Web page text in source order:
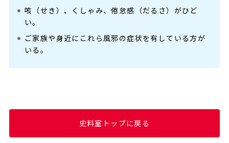
咳（せき）、くしゃみ、倦怠感（だるさ）がひど
い。
ご家族や身近にこれら風邪の症状を有している方が
いる。
史料室トップに戻る